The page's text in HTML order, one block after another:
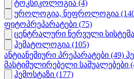
ტოკსიკოლოგია (4)
უროლოგია, ნეფროლოგია
ფიტოპრეპარატები (75)
ცენტრალური ნერვული სისტემა
ჰემატოლოგია (105)
ანტიანემიური პრეპარატები (49)
მასტიმულირებელი საშუალებები
ჰემოსტაზი (177)